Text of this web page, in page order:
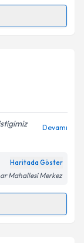
Aydınlatma
belirtilen
talebi
için bir
Aydınlatma
belirtilen
Devamı
Haritada Göster
Mahallesi Merkez